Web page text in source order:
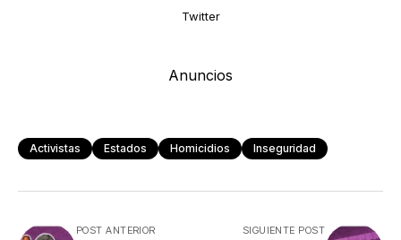
Twitter
Anuncios
Activistas Estados Homicidios Inseguridad
POST ANTERIOR SIGUIENTE POST